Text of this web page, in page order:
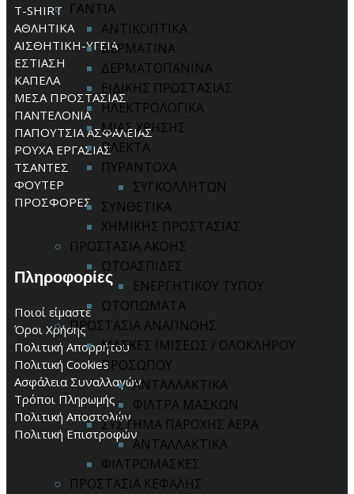
ΓΑΝΤΙΑ
ΑΝΤΙΚΟΠΤΙΚΑ
ΔΕΡΜΑΤΙΝΑ
ΔΕΡΜΑΤΟΠΑΝΙΝΑ
ΕΙΔΙΚΗΣ ΠΡΟΣΤΑΣΙΑΣ
ΗΛΕΚΤΡΟΛΟΓΙΚΑ
ΜΙΑΣ ΧΡΗΣΗΣ
ΠΛΕΚΤΑ
ΠΥΡΑΝΤΟΧΑ
ΣΥΓΚΟΛΛΗΤΩΝ
ΣΥΝΘΕΤΙΚΑ
ΧΗΜΙΚΗΣ ΠΡΟΣΤΑΣΙΑΣ
ΠΡΟΣΤΑΣΙΑ ΑΚΟΗΣ
ΩΤΟΑΣΠΙΔΕΣ
ΕΝΕΡΓΗΤΙΚΟΥ ΤΥΠΟΥ
ΩΤΟΠΩΜΑΤΑ
ΠΡΟΣΤΑΣΙΑ ΑΝΑΠΝΟΗΣ
ΜΑΣΚΕΣ ΙΜΙΣΕΩΣ / ΟΛΟΚΛΗΡΟΥ
ΠΡΟΣΩΠΟΥ
ΑΝΤΑΛΛΑΚΤΙΚΑ
ΦΙΛΤΡΑ ΜΑΣΚΩΝ
ΣΥΣΤΗΜΑ ΠΑΡΟΧΗΣ ΑΕΡΑ
ΑΝΤΑΛΛΑΚΤΙΚΑ
ΦΙΛΤΡΟΜΑΣΚΕΣ
ΠΡΟΣΤΑΣΙΑ ΚΕΦΑΛΗΣ
T-SHIRT
ΑΘΛΗΤΙΚΑ
ΑΙΣΘΗΤΙΚΗ-ΥΓΕΙΑ
ΕΣΤΙΑΣΗ
ΚΑΠΕΛΑ
ΜΕΣΑ ΠΡΟΣΤΑΣΙΑΣ
ΠΑΝΤΕΛΟΝΙΑ
ΠΑΠΟΥΤΣΙΑ ΑΣΦΑΛΕΙΑΣ
ΡΟΥΧΑ ΕΡΓΑΣΙΑΣ
ΤΣΑΝΤΕΣ
ΦΟΥΤΕΡ
ΠΡΟΣΦΟΡΕΣ
Πληροφορίες
Ποιοί είμαστε
Όροι Χρήσης
Πολιτική Απορρήτου
Πολιτική Cookies
Ασφάλεια Συναλλαγών
Τρόποι Πληρωμής
Πολιτική Αποστολών
Πολιτική Επιστροφών